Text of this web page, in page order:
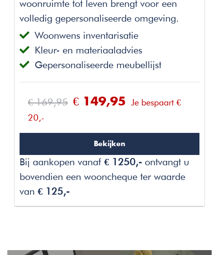
woonruimte tot leven brengt voor een
volledig gepersonaliseerde omgeving.
Woonwens inventarisatie
Kleur- en materiaaladvies
Gepersonaliseerde meubellijst
3D Interieurplan Per Woonruimte
€ 169,95 € 149,95 Je bespaart €
20,-
Bekijken
Bij aankopen vanaf € 1250,- ontvangt u
bovendien een wooncheque ter waarde
van € 125,-